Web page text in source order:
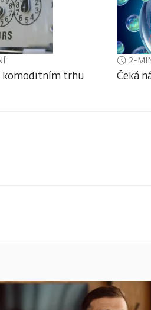
komoditním trhu
2-
Čeká